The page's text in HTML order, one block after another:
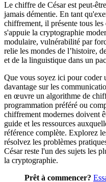
Le chiffre de César est peut-
jamais démentie. En tant
chiffrement, il présente tous
s'appuie la cryptographie
modulaire, vulnérabilité par
relie les mondes de l’histoire,
et de la linguistique dans un
Que vous soyez ici pour coder
davantage sur les
en œuvre un algorithme de
programmation préféré ou
chiffrement modernes doivent
guide et les ressources
référence complète. Explorez
résolvez les problèmes
César reste l'un des sujets les
la cryptographie.
Prêt à commencer?